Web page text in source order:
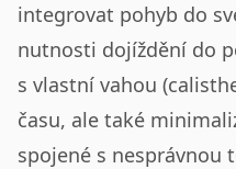
integrovat pohyb do
nutnosti dojíždění do
s vlastní vahou
času, ale také
spojené s nesprávnou